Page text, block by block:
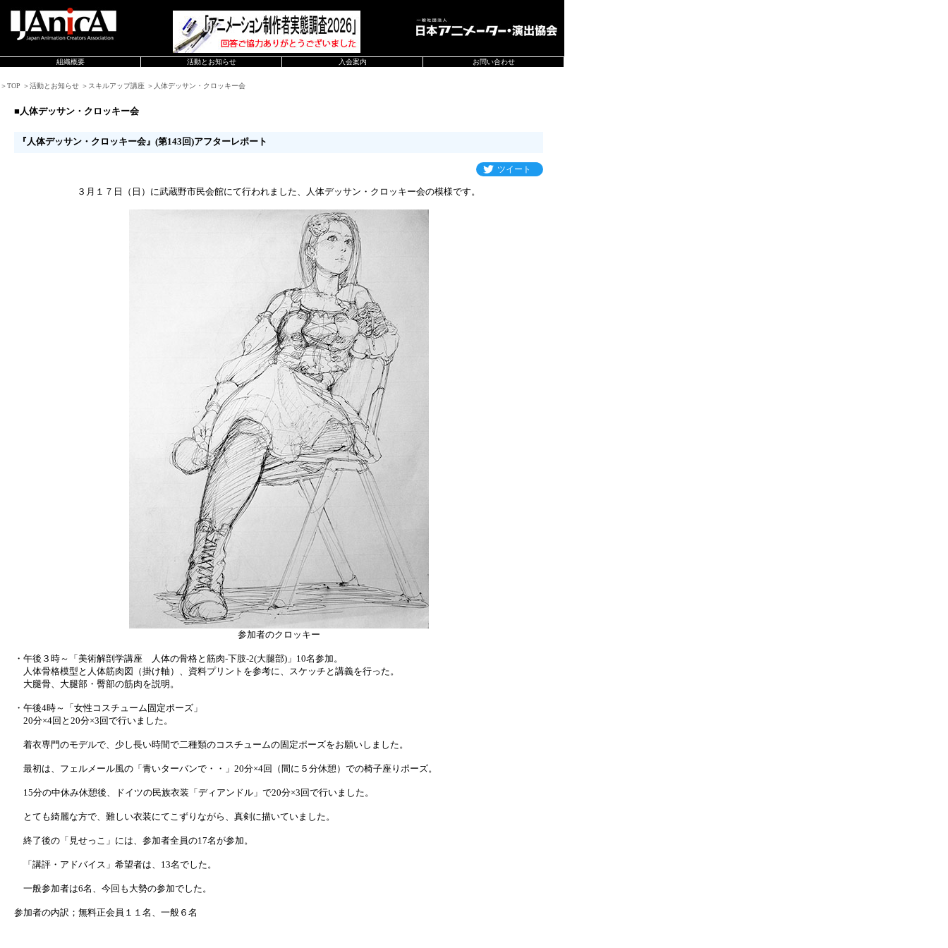
組織概要 活動とお知らせ 入会案内 お問い合わせ
＞TOP ＞活動とお知らせ ＞スキルアップ講座 ＞人体デッサン・クロッキー会
■人体デッサン・クロッキー会
『人体デッサン・クロッキー会』(第143回)アフターレポート
ツイート
３月１７日（日）に武蔵野市民会館にて行われました、人体デッサン・クロッキー会の模様です。
参加者のクロッキー
・午後３時～「美術解剖学講座 人体の骨格と筋肉-下肢-2(大腿部)」10名参加。
人体骨格模型と人体筋肉図（掛け軸）、資料プリントを参考に、スケッチと講義を行った。
大腿骨、大腿部・臀部の筋肉を説明。
・午後4時～「女性コスチューム固定ポーズ」
20分×4回と20分×3回で行いました。
着衣専門のモデルで、少し長い時間で二種類のコスチュームの固定ポーズをお願いしました。
最初は、フェルメール風の「青いターバンで・・」20分×4回（間に５分休憩）での椅子座りポーズ。
15分の中休み休憩後、ドイツの民族衣装「ディアンドル」で20分×3回で行いました。
とても綺麗な方で、難しい衣装にてこずりながら、真剣に描いていました。
終了後の「見せっこ」には、参加者全員の17名が参加。
「講評・アドバイス」希望者は、13名でした。
一般参加者は6名、今回も大勢の参加でした。
参加者の内訳；無料正会員１１名、一般６名